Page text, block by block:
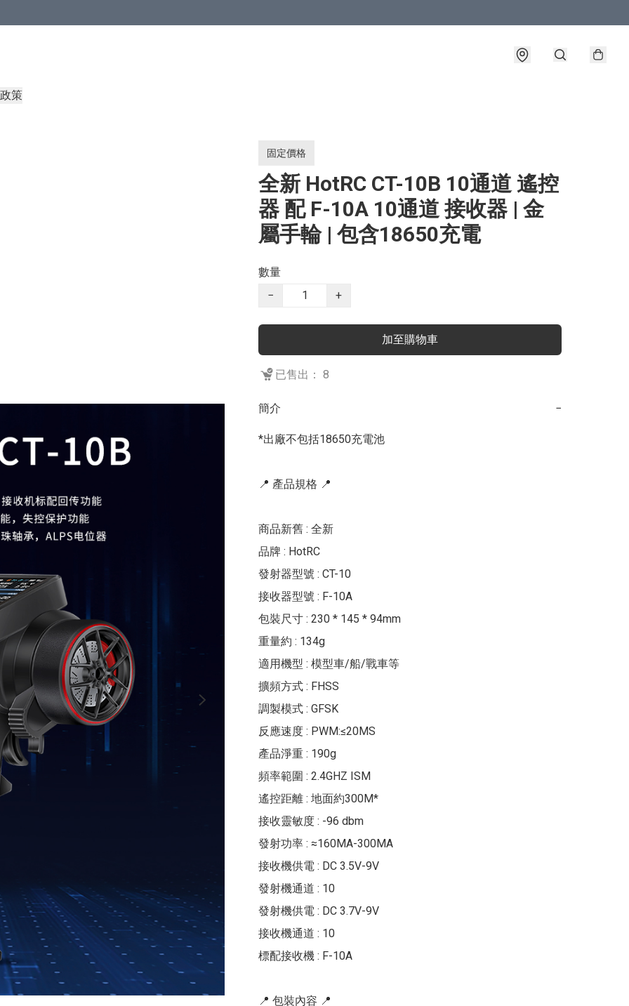
策
固定價格
全新 HotRC CT-10B 10通道 遙控
器 配 F-10A 10通道 接收器 | 金
屬手輪 | 包含18650充電
數量
−
+
加至購物車
已售出： 8
簡介 −
*出廠不包括18650充電池
📍 產品規格 📍
商品新舊 : 全新
品牌 : HotRC
發射器型號 : CT-10
接收器型號 : F-10A
包裝尺寸 : 230 * 145 * 94mm
重量約 : 134g
適用機型 : 模型車/船/戰車等
擴頻方式 : FHSS
調製模式 : GFSK
反應速度 : PWM:≤20MS
產品淨重 : 190g
頻率範圍 : 2.4GHZ ISM
遙控距離 : 地面約300M*
接收靈敏度 : -96 dbm
發射功率 : ≈160MA-300MA
接收機供電 : DC 3.5V-9V
發射機通道 : 10
發射機供電 : DC 3.7V-9V
接收機通道 : 10
標配接收機 : F-10A
📍 包裝內容 📍